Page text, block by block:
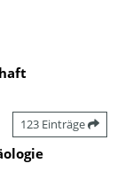
123 Einträge